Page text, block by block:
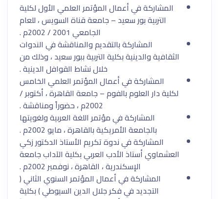
المشاركة في أعمال المؤتمر العلمي الأول لكلية
التربية بور سعيد – جامعة قناة السويس ، للعام
الجامعي 2001 / 2002م .
المشاركة بالتقديم والمناقشة في الندوات
الثقافية والدينية بكلية التربية ببور سعيد ، وذلك من
خلال نشاط القوافل الدينية .
المشاركة في أعمال المؤتمر العلمي الخامس
لكلية دار العلوم بالفوم – جامعة القاهرة ، أكتوبر /
2002م ، حضوراً ومناقشة .
المشاركة في مؤتمر اللغة العربية ولغويتها
بالجامعة الأمريكية بالقاهرة ، مايو 2002م .
المشاركة في ندوة تكريم الأستاذ الدكتور زكي
العشماوي أستاذ الأدب العربي بكلية الآداب جامعة
الإسكندرية ، القاهرة ، نوفمبر 2002م .
المشاركة في أعمال المؤتمر السنوي الثاني (
التجديد في فكر جلال الدين السيوطي ) بكلية